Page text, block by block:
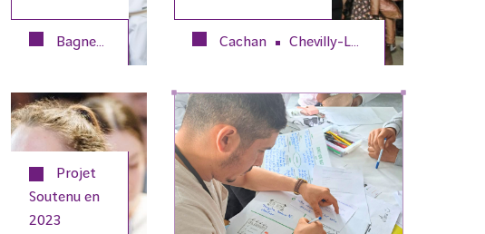
Bagneux Champigny-sur-Marne Malakoff Montrouge
Cachan Chevilly-Larue Gentilly
Projet
Soutenu en
2023